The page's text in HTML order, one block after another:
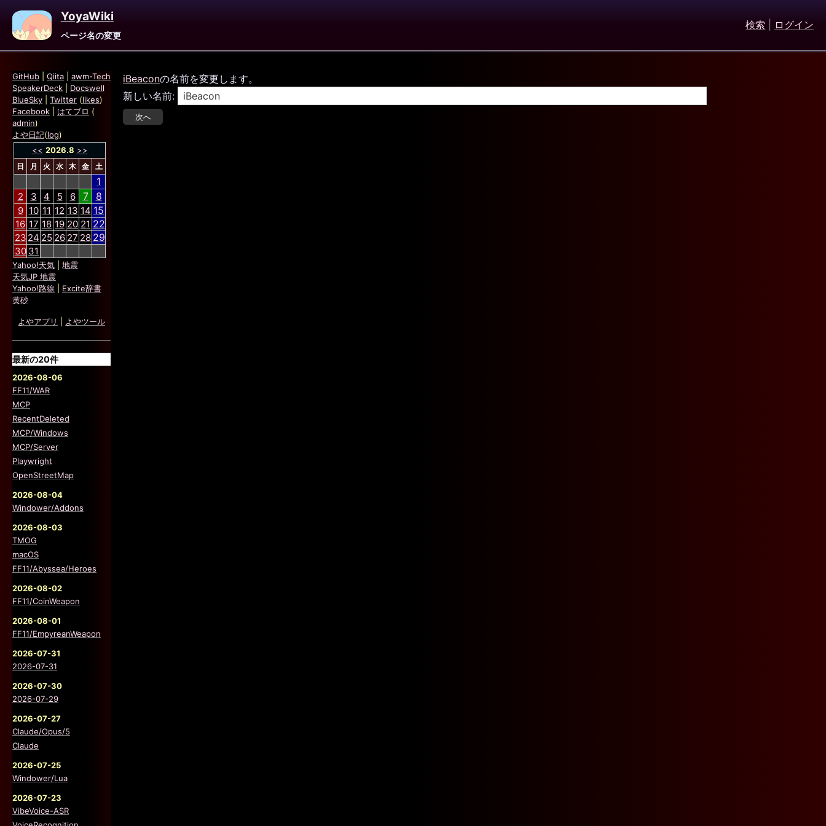
YoyaWiki
ページ名の変更
検索 ログイン
iBeaconの名前を変更します。
新しい名前:
GitHub Qiita
awm-Tech
SpeakerDeck
Docswell
BlueSky
Twitter (likes)
Facebook
はてブロ (
admin)
よや日記(log)
<< 2026.8 >>
日 月 火 水 木 金 土
1
2 3 4 5 6 7 8
9 10 11 12 13 14 15
16 17 18 19 20 21 22
23 24 25 26 27 28 29
30 31
Yahoo!天気
地震
天気JP 地震
Yahoo!路線
Excite辞書
黄砂
よやアプリ よやツール
最新の20件
2026-08-06
FF11/WAR
MCP
RecentDeleted
MCP/Windows
MCP/Server
Playwright
OpenStreetMap
2026-08-04
Windower/Addons
2026-08-03
TMOG
macOS
FF11/Abyssea/Heroes
2026-08-02
FF11/CoinWeapon
2026-08-01
FF11/EmpyreanWeapon
2026-07-31
2026-07-31
2026-07-30
2026-07-29
2026-07-27
Claude/Opus/5
Claude
2026-07-25
Windower/Lua
2026-07-23
VibeVoice-ASR